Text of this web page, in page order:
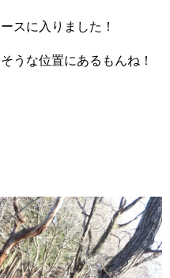
スに入りました！
うな位置にあるもんね！